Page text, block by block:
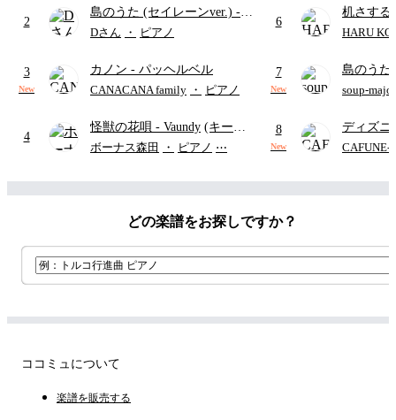
2
島のうた (セイレーンver.) -
セイレーン(CV.鈴木みのり)
ード・ペダル付き/『映画ちい
かわ 人魚の島のひみつ』よ
Dさん ・ ピアノ
3
New
カノン - パッヘルベル
CANACANA family ・ ピアノ
4
怪獣の花唄 - Vaundy (キーボ
ードパート)
ボーナス森田 ・ ピアノ ⋯
6
机さする
HARU
7
New
島のうた
映画ちい
soup-majo
8
New
ディズ
レー-
ード有)
CAFUNE-
どの楽譜をお探しですか？
ココミュについて
楽譜を販売する